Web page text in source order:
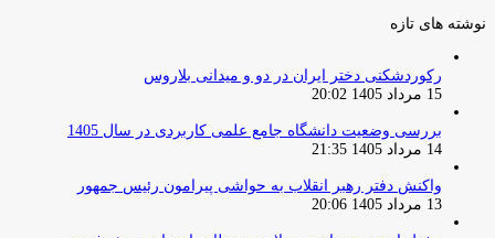
نوشته های تازه
رکوردشکنی دختر ایران در دو و میدانی بلاروس
15 مرداد 1405 20:02
بررسی وضعیت دانشگاه جامع علمی کاربردی در سال 1405
14 مرداد 1405 21:35
واکنش دفتر رهبر انقلاب به حواشی پیرامون رئیس جمهور
13 مرداد 1405 20:06